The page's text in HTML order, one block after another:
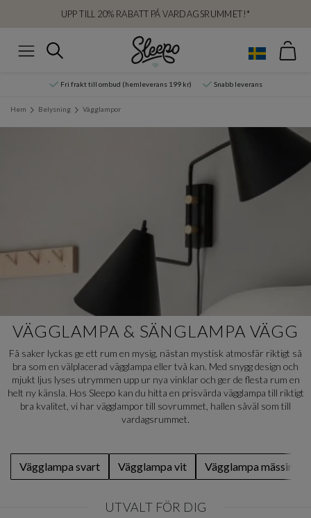
UPP TILL 20% RABATT PÅ VARDAGSRUMMET!*
Sök
Fri frakt till ombud (hemleverans 199 kr) Snabb leverans
Hem Belysning Vägglampor
VÄGGLAMPA & SÄNGLAMPA VÄGG
Få saker lyckas ge ett rum en mysig, nästan mystisk atmosfär riktigt så
bra som en välplacerad vägglampa eller två kan. Med snygg design och
mjukt ljus lyses utrymmen upp ur nya vinklar och ger de flesta rum en
helt ny känsla. Hos Sleepo kan du hitta en prisvärda vägglampa till riktigt
bra kvalitet, vi har vägglampor till sovrummet, hallen såväl som till
vardagsrummet.
Vägglampa svart Vägglampa vit Vägglampa mässing
UTVALT FÖR DIG